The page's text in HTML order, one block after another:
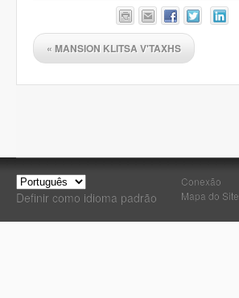
« MANSION KLITSA V'TAXHS
Definir como idioma padrão
Conexão
Mapa do Site